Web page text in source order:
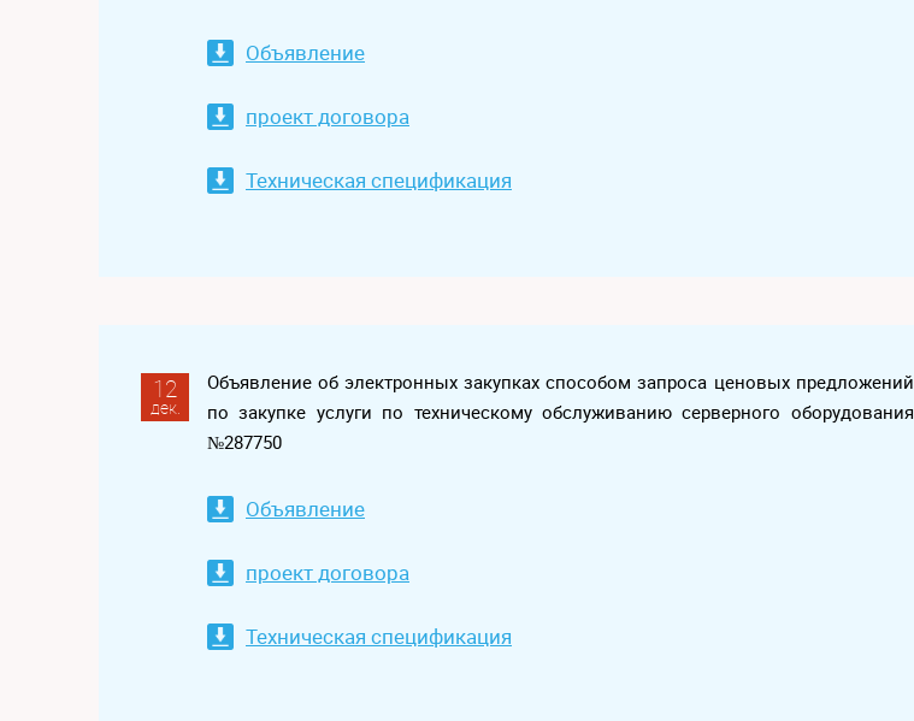
Объявление
проект договора
Техническая спецификация
12
дек.
Объявление об электронных закупках способом запроса ценовых предложений
по закупке услуги по техническому обслуживанию серверного оборудования
№287750
Объявление
проект договора
Техническая спецификация